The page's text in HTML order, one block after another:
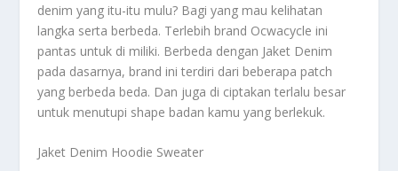
denim yang itu-itu mulu? Bagi yang mau kelihatan
langka serta berbeda. Terlebih brand Ocwacycle ini
pantas untuk di miliki. Berbeda dengan Jaket Denim
pada dasarnya, brand ini terdiri dari beberapa patch
yang berbeda beda. Dan juga di ciptakan terlalu besar
untuk menutupi shape badan kamu yang berlekuk.
Jaket Denim Hoodie Sweater